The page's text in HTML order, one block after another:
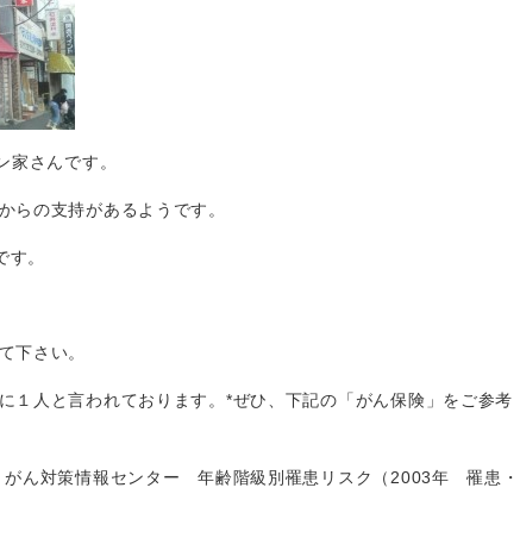
さんです。
らの支持があるようです。
。
下さい。
１人と言われております。*ぜひ、下記の「がん保険」をご参考
対策情報センター 年齢階級別罹患リスク（2003年 罹患・